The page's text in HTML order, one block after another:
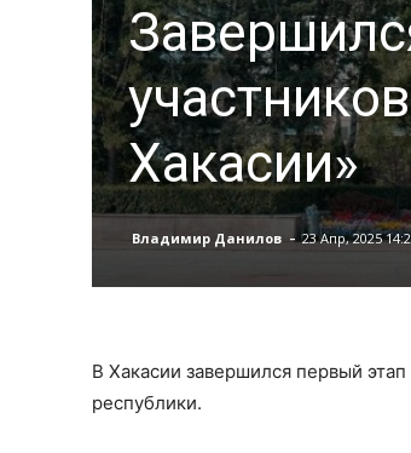
Хакасии»
Владимир Данилов - 23 Апр, 2025
В Хакасии завершился первый
республики.